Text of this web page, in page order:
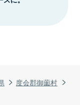
度会郡御薗村